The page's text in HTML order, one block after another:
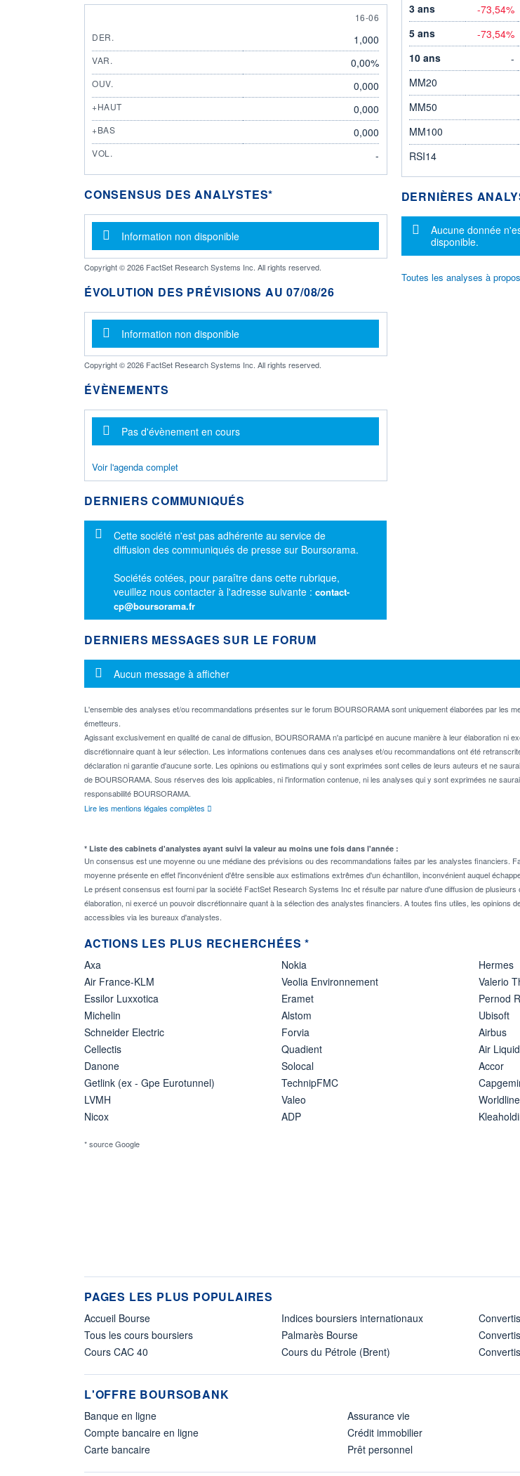
16 JUNE
16-06
DER.
1,000
VAR. 0,00%
OUV. 0,000
+HAUT 0,000
+BAS 0,000
VOL. -
CONSENSUS DES ANALYSTES*
Message d'information
Information non disponible
Copyright © 2026 FactSet Research Systems Inc. All rights reserved.
ÉVOLUTION DES PRÉVISIONS AU 07/08/26
Message d'information
Information non disponible
Copyright © 2026 FactSet Research Systems Inc. All rights reserved.
ÉVÈNEMENTS
Message d'information
Pas d'évènement en cours
Voir l'agenda complet
DERNIERS COMMUNIQUÉS
Message d'information
Cette société n'est pas adhérente au service de
diffusion des communiqués de presse sur Boursorama.
Sociétés cotées, pour paraître dans cette rubrique,
veuillez nous contacter à l'adresse suivante : contact-
cp@boursorama.fr
3 ans
-73,54%
5 ans
-73,54%
10 ans
-
MM20
MM50
MM100
RSI14
DERNIÈRES
Message
Aucune donnée
disponible.
Toutes les analyses à
DERNIERS MESSAGES SUR LE FORUM
Message d'information
Aucun message à afficher
L'ensemble des analyses et/ou recommandations présentes sur le forum BOURSORAMA sont uniquement élaborées par les
émetteurs.
Agissant exclusivement en qualité de canal de diffusion, BOURSORAMA n'a participé en aucune manière à leur élaboration ni
discrétionnaire quant à leur sélection. Les informations contenues dans ces analyses et/ou recommandations ont été
déclaration ni garantie d'aucune sorte. Les opinions ou estimations qui y sont exprimées sont celles de leurs auteurs et ne
de BOURSORAMA. Sous réserves des lois applicables, ni l'information contenue, ni les analyses qui y sont exprimées ne
responsabilité BOURSORAMA.
Lire les mentions légales complètes
* Liste des cabinets d'analystes ayant suivi la valeur au moins une fois dans l'année :
Un consensus est une moyenne ou une médiane des prévisions ou des recommandations faites par les analystes financiers.
moyenne présente en effet l'inconvénient d'être sensible aux estimations extrêmes d'un échantillon, inconvénient auquel
Le présent consensus est fourni par la société FactSet Research Systems Inc et résulte par nature d'une diffusion de
élaboration, ni exercé un pouvoir discrétionnaire quant à la sélection des analystes financiers. A toutes fins utiles, les
accessibles via les bureaux d'analystes.
ACTIONS LES PLUS RECHERCHÉES *
Axa
Air France-KLM
Essilor Luxxotica
Michelin
Schneider Electric
Cellectis
Danone
Getlink (ex - Gpe Eurotunnel)
LVMH
Nicox
Nokia
Veolia Environnement
Eramet
Alstom
Forvia
Quadient
Solocal
TechnipFMC
Valeo
ADP
Hermes
Valerio
Pernod
Ubisoft
Airbus
Air
Accor
Worldline
* source Google
PAGES LES PLUS POPULAIRES
Accueil Bourse
Tous les cours boursiers
Cours CAC 40
Indices boursiers internationaux
Palmarès Bourse
Cours du Pétrole (Brent)
L'OFFRE BOURSOBANK
Banque en ligne
Compte bancaire en ligne
Carte bancaire
Assurance vie
Crédit immobilier
Prêt personnel